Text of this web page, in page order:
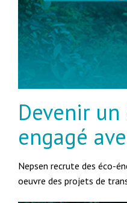
Devenir
engagé
Nepsen recrute des éco-
oeuvre des projets de